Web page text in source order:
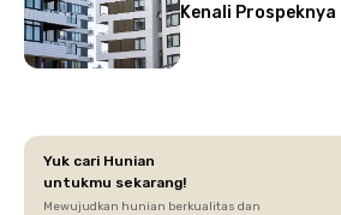
Kenali Prospeknya
Yuk cari Hunian
untukmu sekarang!
Mewujudkan hunian berkualitas dan